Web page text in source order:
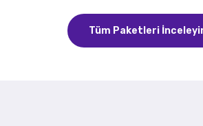
Tüm Paketleri